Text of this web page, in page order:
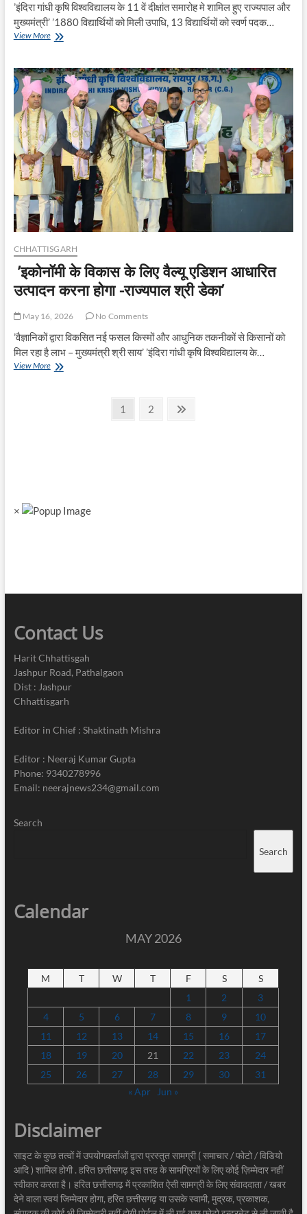
’इंदिरा गांधी कृषि विश्वविद्यालय के 11 वें दीक्षांत समारोह मे शामिल हुए राज्यपाल और
मुख्यमंत्री’ ’1880 विद्यार्थियों को मिली उपाधि, 13 विद्यार्थियों को स्वर्ण पदक…
View More’इकोनॉमी
के
लिए
वैल्यू
एडिशन
आधारित
उत्पादन
करना
होगा
-राज्यपाल
श्री
डेका’
CHHATTISGARH
’इकोनॉमी के विकास के लिए वैल्यू एडिशन आधारित
उत्पादन करना होगा -राज्यपाल श्री डेका’
May 16, 2026 No Comments
’वैज्ञानिकों द्वारा विकसित नई फसल किस्मों और आधुनिक तकनीकों से किसानों को
मिल रहा है लाभ – मुख्यमंत्री श्री साय’ ’इंदिरा गांधी कृषि विश्वविद्यालय के…
View More’इकोनॉमी
श्री
Page
1 Page
2
×
Contact Us
Harit Chhattisgah
Jashpur Road, Pathalgaon
Dist : Jashpur
Chhattisgarh
Editor in Chief : Shaktinath Mishra
Editor : Neeraj Kumar Gupta
Phone: 9340278996
Email: neerajnews234@gmail.com
Search
Search
Calendar
MAY 2026
M T W T F S
S
1
2
3
4
5 6 7 8 9
10
11
12 13 14 15 16
17
18
19 20 21 22 23
24
25
26 27 28 29 30
31
« Apr
Jun »
Disclaimer
साइट के कुछ तत्वों में उपयोगकर्ताओं द्वारा प्रस्तुत सामग्री ( समाचार / फोटो / विडियो
आदि ) शामिल होगी . हरित छत्तीसगढ़ इस तरह के सामग्रियों के लिए कोई ज़िम्मेदार नहीं
स्वीकार करता है। हरित छत्तीसगढ़ में प्रकाशित ऐसी सामग्री के लिए संवाददाता / खबर
देने वाला स्वयं जिम्मेदार होगा, हरित छत्तीसगढ़ या उसके स्वामी, मुद्रक, प्रकाशक,